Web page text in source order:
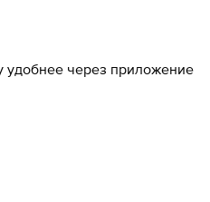
удобнее через приложение